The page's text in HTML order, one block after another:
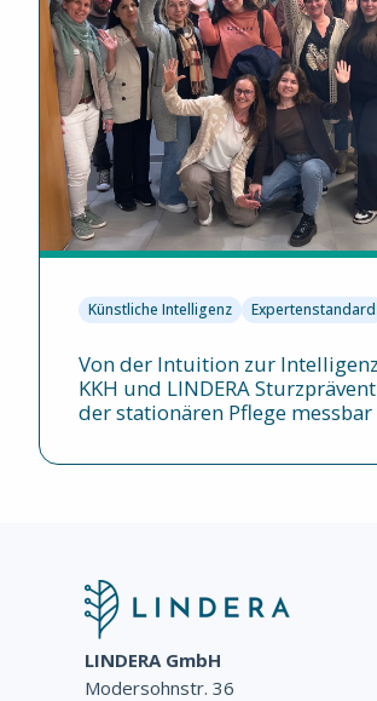
Künstliche Intelligenz Expertenstandard
Von der Intuition zur
KKH und LINDERA
der stationären Pflege
LINDERA GmbH
Modersohnstr. 36